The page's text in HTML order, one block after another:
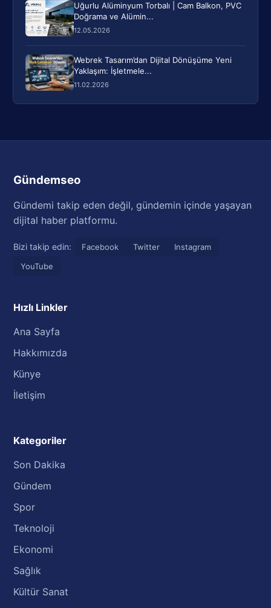
Uğurlu Alüminyum Torbalı | Cam Balkon, PVC
Doğrama ve Alümin...
12.05.2026
Webrek Tasarım’dan Dijital Dönüşüme Yeni
Yaklaşım: İşletmele...
11.02.2026
Gündemseo
Gündemi takip eden değil, gündemin içinde yaşayan
dijital haber platformu.
Bizi takip edin: Facebook Twitter
Instagram
YouTube
Hızlı Linkler
Ana Sayfa
Hakkımızda
Künye
İletişim
Kategoriler
Son Dakika
Gündem
Spor
Teknoloji
Ekonomi
Sağlık
Kültür Sanat